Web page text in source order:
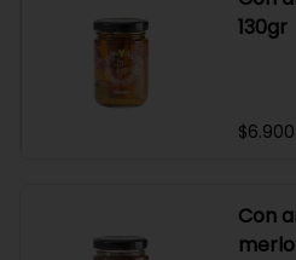
130gr
$6.900
Con